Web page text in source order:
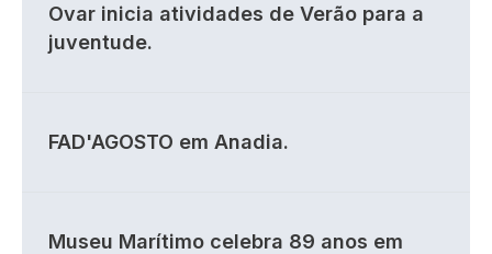
Ovar inicia atividades de Verão para a
juventude.
FAD'AGOSTO em Anadia.
Museu Marítimo celebra 89 anos em